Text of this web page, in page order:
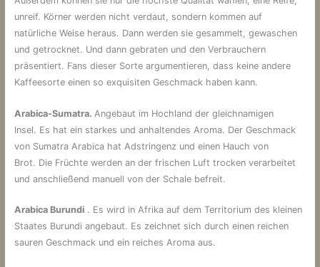
unreif. Körner werden nicht verdaut, sondern kommen auf
natürliche Weise heraus. Dann werden sie gesammelt, gewaschen
und getrocknet. Und dann gebraten und den Verbrauchern
präsentiert. Fans dieser Sorte argumentieren, dass keine andere
Kaffeesorte einen so exquisiten Geschmack haben kann.
Arabica-Sumatra. Angebaut im Hochland der gleichnamigen
Insel. Es hat ein starkes und anhaltendes Aroma. Der Geschmack
von Sumatra Arabica hat Adstringenz und einen Hauch von
Brot. Die Früchte werden an der frischen Luft trocken verarbeitet
und anschließend manuell von der Schale befreit.
Arabica Burundi. Es wird in Afrika auf dem Territorium des kleinen
Staates Burundi angebaut. Es zeichnet sich durch einen reichen
sauren Geschmack und ein reiches Aroma aus.